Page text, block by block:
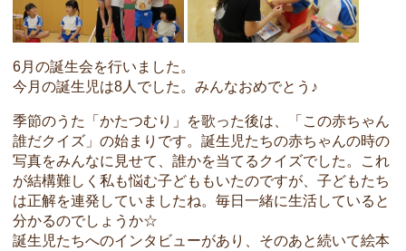
6月の誕生会を行いました。
今月の誕生児は8人でした。みんなおめでとう♪
季節のうた「かたつむり」を歌った後は、「この赤ちゃん
誰だクイズ」の始まりです。誕生児たちの赤ちゃんの時の
写真をみんなに見せて、誰かを当てるクイズでした。これ
が結構難しく私も悩む子どももいたのですが、子どもたち
は正解を連発していましたね。毎日一緒に生活していると
分かるのでしょうか☆
誕生児たちへのインタビューがあり、そのあと続いて絵本